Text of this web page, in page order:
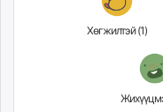
Хөгжилтэй (1)